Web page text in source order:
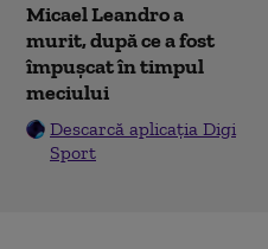
Micael Leandro a
murit, după ce a fost
împușcat în timpul
meciului
Descarcă aplicația Digi
Sport